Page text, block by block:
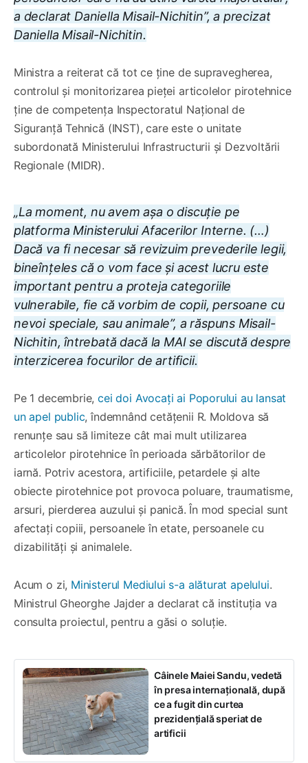
a declarat Daniella Misail-Nichitin”, a precizat
Daniella Misail-Nichitin.
Ministra a reiterat că tot ce ține de supravegherea,
controlul și monitorizarea pieței articolelor pirotehnice
ține de competența Inspectoratul Național de
Siguranță Tehnică (INST), care este o unitate
subordonată Ministerului Infrastructurii și Dezvoltării
Regionale (MIDR).
„La moment, nu avem așa o discuție pe
platforma Ministerului Afacerilor Interne. (…)
Dacă va fi necesar să revizuim prevederile legii,
bineînțeles că o vom face și acest lucru este
important pentru a proteja categoriile
vulnerabile, fie că vorbim de copii, persoane cu
nevoi speciale, sau animale”, a răspuns Misail-
Nichitin, întrebată dacă la MAI se discută despre
interzicerea focurilor de artificii.
Pe 1 decembrie,cei doi Avocați ai Poporului au lansat
un apel public, îndemnând cetățenii R. Moldova să
renunțe sau să limiteze cât mai mult utilizarea
articolelor pirotehnice în perioada sărbătorilor de
iarnă. Potriv acestora, artificiile, petardele și alte
obiecte pirotehnice pot provoca poluare, traumatisme,
arsuri, pierderea auzului și panică. În mod special sunt
afectați copiii, persoanele în etate, persoanele cu
dizabilități și animalele.
Acum o zi, Ministerul Mediului s-a alăturat apelului.
Ministrul Gheorghe Jajder a declarat că instituția va
consulta proiectul, pentru a găsi o soluție.
Câinele Maiei Sandu, vedetă
în presa internațională, după
ce a fugit din curtea
prezidențială speriat de
artificii